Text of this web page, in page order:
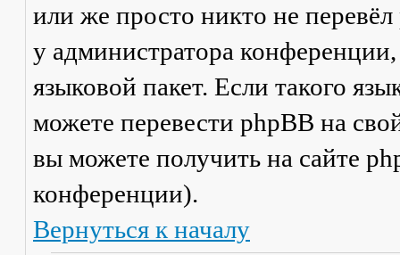
или же просто никто не
у администратора
языковой пакет. Если такого
можете перевести phpBB на
вы можете получить на сайте
конференции).
Вернуться к началу